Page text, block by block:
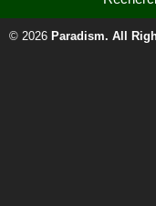
© 2026 Paradism. All